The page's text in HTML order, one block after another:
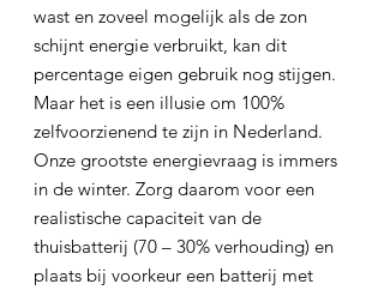
wast en zoveel mogelijk als de zon
schijnt energie verbruikt, kan dit
percentage eigen gebruik nog stijgen.
Maar het is een illusie om 100%
zelfvoorzienend te zijn in Nederland.
Onze grootste energievraag is immers
in de winter. Zorg daarom voor een
realistische capaciteit van de
thuisbatterij (70 – 30% verhouding) en
plaats bij voorkeur een batterij met